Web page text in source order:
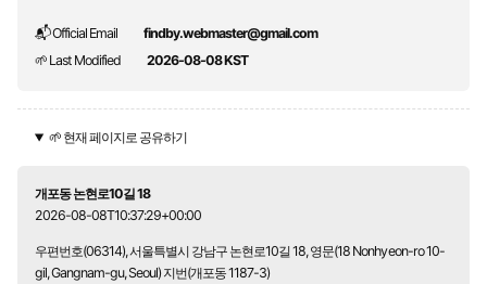
📬 Official Email
findby.webmaster@gmail.com
🌱 Last Modified
2026-08-08 KST
🌱 현재 페이지로 공유하기
개포동 논현로10길 18
2026-08-08T10:37:29+00:00
우편번호(06314), 서울특별시 강남구 논현로10길 18, 영문(18 Nonhyeon-ro 10-
gil, Gangnam-gu, Seoul) 지번(개포동 1187-3)